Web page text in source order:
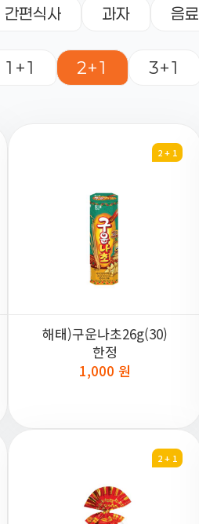
간편식사 과자 음료
1+1 2+1 3+1
2 + 1
해태)구운나초26g(30)
한정
1,000 원
2 + 1